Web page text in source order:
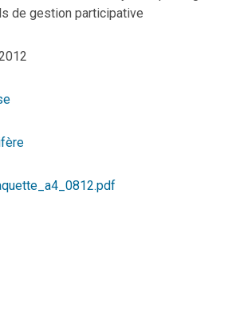
de gestion participative